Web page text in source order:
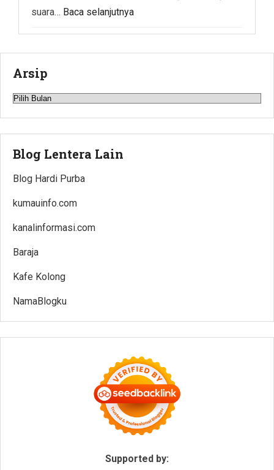
suara… Baca selanjutnya
Arsip
Arsip
Blog Lentera Lain
Blog Hardi Purba
kumauinfo.com
kanalinformasi.com
Baraja
Kafe Kolong
NamaBlogku
Supported by: